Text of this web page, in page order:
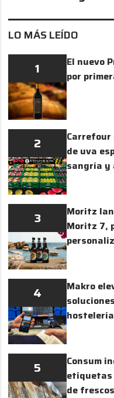
LO MÁS LEÍDO
1
El nuevo
por
2
de uva
sangría y
3
Moritz
Moritz 7,
4
Makro
hostelería
5
Consum
etiquetas
de frescos